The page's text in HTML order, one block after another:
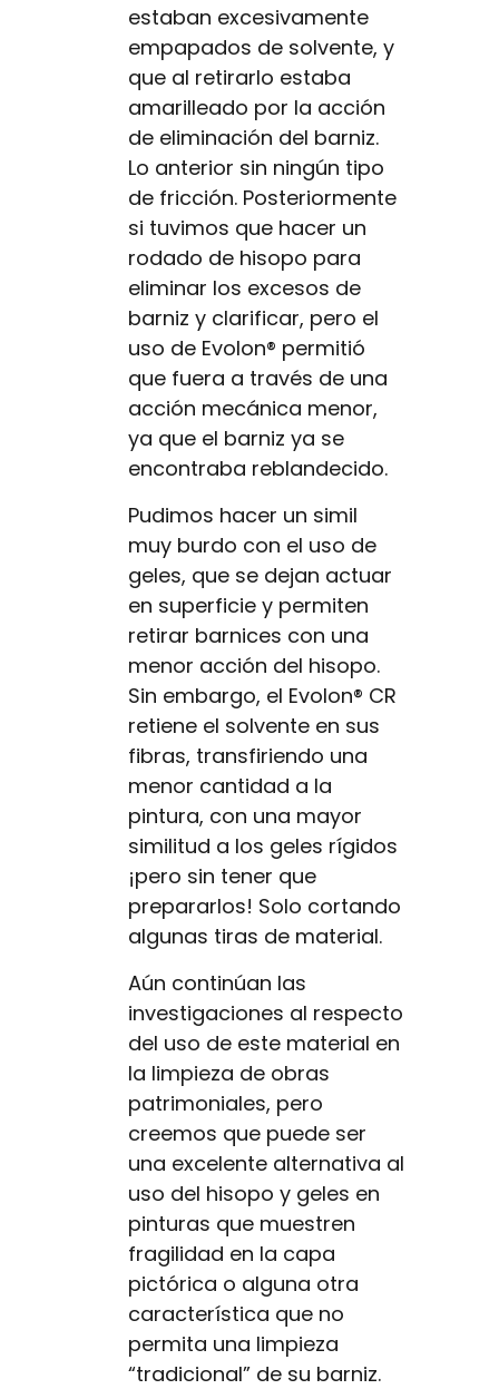
estaban excesivamente
empapados de solvente, y
que al retirarlo estaba
amarilleado por la acción
de eliminación del barniz.
Lo anterior sin ningún tipo
de fricción. Posteriormente
si tuvimos que hacer un
rodado de hisopo para
eliminar los excesos de
barniz y clarificar, pero el
uso de Evolon® permitió
que fuera a través de una
acción mecánica menor,
ya que el barniz ya se
encontraba reblandecido.
Pudimos hacer un simil
muy burdo con el uso de
geles, que se dejan actuar
en superficie y permiten
retirar barnices con una
menor acción del hisopo.
Sin embargo, el Evolon® CR
retiene el solvente en sus
fibras, transfiriendo una
menor cantidad a la
pintura, con una mayor
similitud a los geles rígidos
¡pero sin tener que
prepararlos! Solo cortando
algunas tiras de material.
Aún continúan las
investigaciones al respecto
del uso de este material en
la limpieza de obras
patrimoniales, pero
creemos que puede ser
una excelente alternativa al
uso del hisopo y geles en
pinturas que muestren
fragilidad en la capa
pictórica o alguna otra
característica que no
permita una limpieza
“tradicional” de su barniz.